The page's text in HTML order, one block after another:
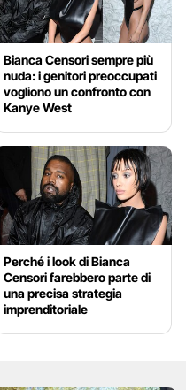
Bianca Censori sempre più
nuda: i genitori preoccupati
vogliono un confronto con
Kanye West
Perché i look di Bianca
Censori farebbero parte di
una precisa strategia
imprenditoriale